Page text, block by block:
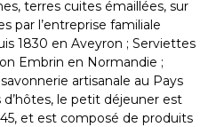
terres cuites émaillées, sur
par l’entreprise familiale
1830 en Aveyron ; Serviettes
Embrin en Normandie ;
artisanale au Pays
le petit déjeuner est
et est composé de produits